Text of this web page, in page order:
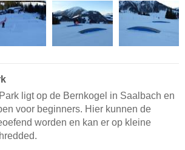
ligt op de Bernkogel in Saalbach en
voor beginners. Hier kunnen de
worden en kan er op kleine